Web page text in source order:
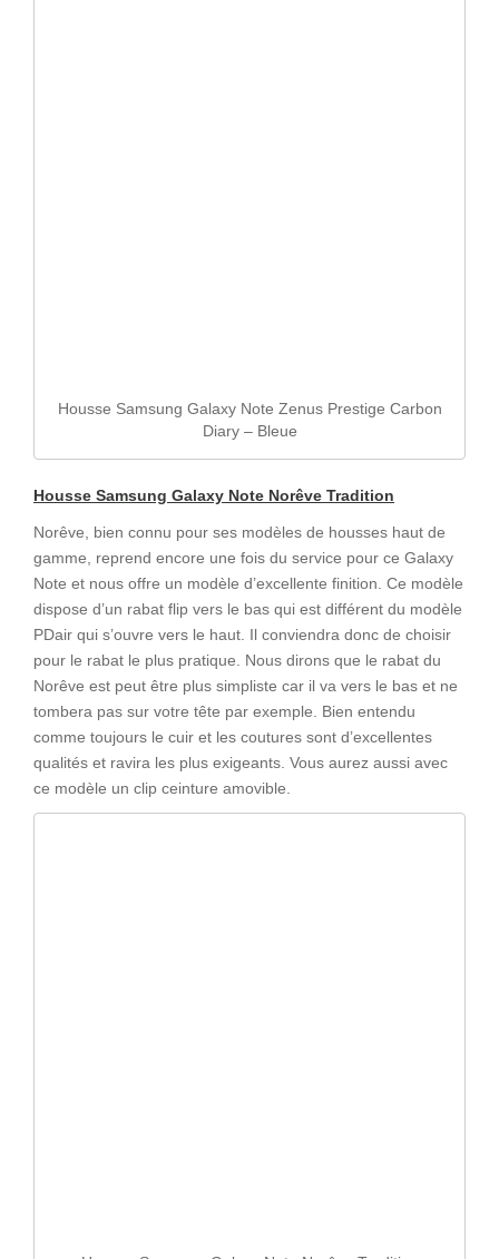
Housse Samsung Galaxy Note Zenus Prestige Carbon
Diary – Bleue
Housse Samsung Galaxy Note Norêve Tradition
Norêve, bien connu pour ses modèles de housses haut de
gamme, reprend encore une fois du service pour ce Galaxy
Note et nous offre un modèle d’excellente finition. Ce modèle
dispose d’un rabat flip vers le bas qui est différent du modèle
PDair qui s’ouvre vers le haut. Il conviendra donc de choisir
pour le rabat le plus pratique. Nous dirons que le rabat du
Norêve est peut être plus simpliste car il va vers le bas et ne
tombera pas sur votre tête par exemple. Bien entendu
comme toujours le cuir et les coutures sont d’excellentes
qualités et ravira les plus exigeants. Vous aurez aussi avec
ce modèle un clip ceinture amovible.